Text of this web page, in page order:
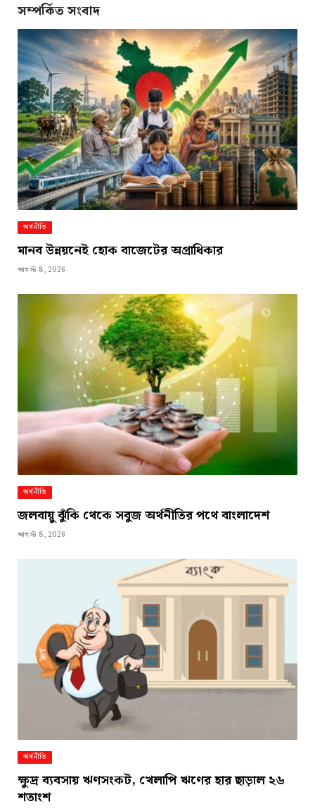
সম্পর্কিত সংবাদ
অর্থনীতি
মানব উন্নয়নেই হোক বাজেটের অগ্রাধিকার
আগস্ট 8, 2026
অর্থনীতি
জলবায়ু ঝুঁকি থেকে সবুজ অর্থনীতির পথে বাংলাদেশ
আগস্ট 8, 2026
অর্থনীতি
ক্ষুদ্র ব্যবসায় ঋণসংকট, খেলাপি ঋণের হার ছাড়াল ২৬
শতাংশ